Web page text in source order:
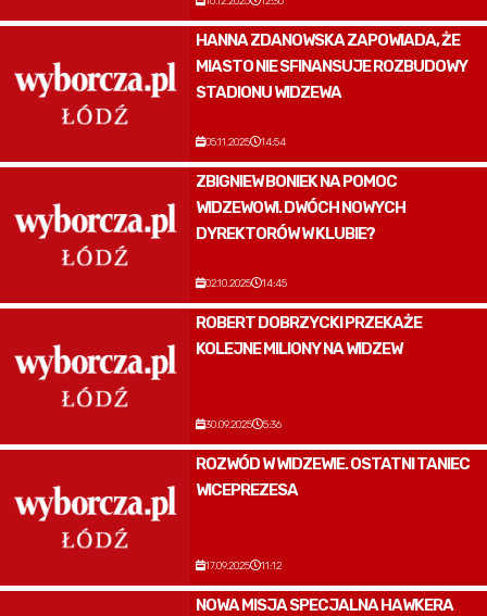
HANNA ZDANOWSKA ZAPOWIADA, ŻE
MIASTO NIE SFINANSUJE ROZBUDOWY
STADIONU WIDZEWA
05.11.2025 14:54
ZBIGNIEW BONIEK NA POMOC
WIDZEWOWI. DWÓCH NOWYCH
DYREKTORÓW W KLUBIE?
02.10.2025 14:45
ROBERT DOBRZYCKI PRZEKAŻE
KOLEJNE MILIONY NA WIDZEW
30.09.2025 5:36
ROZWÓD W WIDZEWIE. OSTATNI TANIEC
WICEPREZESA
17.09.2025 11:12
NOWA MISJA SPECJALNA HAWKERA